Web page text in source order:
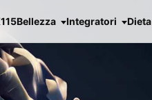
Bellezza Integratori Dieta